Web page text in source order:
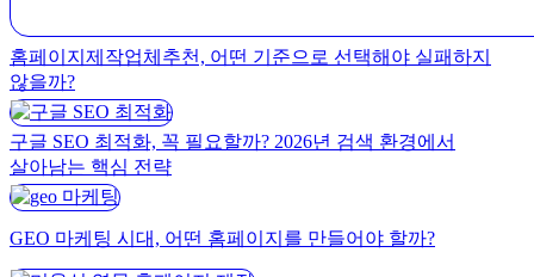
홈페이지제작업체추천, 어떤 기준으로 선택해야 실패하지
않을까?
구글 SEO 최적화, 꼭 필요할까? 2026년 검색 환경에서
살아남는 핵심 전략
GEO 마케팅 시대, 어떤 홈페이지를 만들어야 할까?